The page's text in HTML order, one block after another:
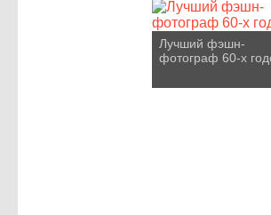
Лучший фэшн-
фотограф 60-х